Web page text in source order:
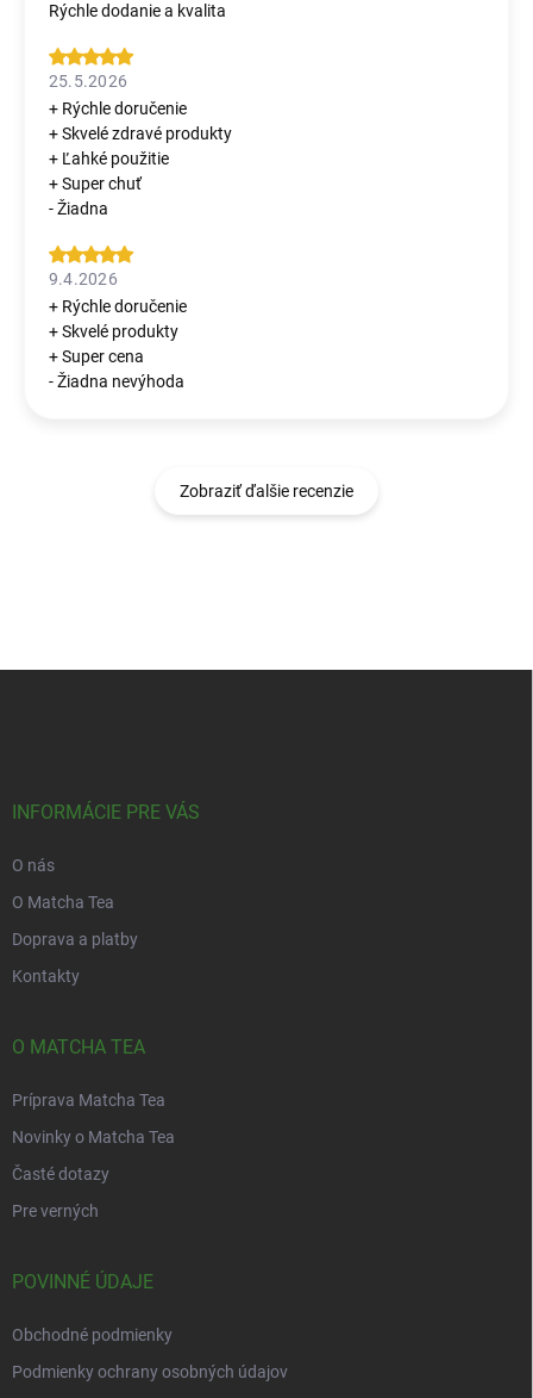
Rýchle dodanie a kvalita
25.5.2026
+ Rýchle doručenie
+ Skvelé zdravé produkty
+ Ľahké použitie
+ Super chuť
- Žiadna
9.4.2026
+ Rýchle doručenie
+ Skvelé produkty
+ Super cena
- Žiadna nevýhoda
Zobraziť ďalšie recenzie
INFORMÁCIE PRE VÁS
O nás
O Matcha Tea
Doprava a platby
Kontakty
O MATCHA TEA
Príprava Matcha Tea
Novinky o Matcha Tea
Časté dotazy
Pre verných
POVINNÉ ÚDAJE
Obchodné podmienky
Podmienky ochrany osobných údajov